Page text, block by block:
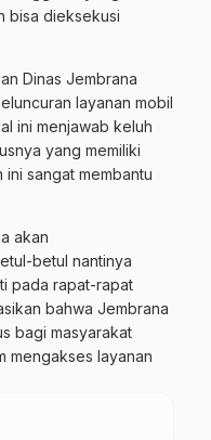
bisa dieksekusi
Dinas Jembrana
layanan mobil
ini menjawab keluh
yang memiliki
ini sangat membantu
akan
betul nantinya
pada rapat-rapat
bahwa Jembrana
bagi masyarakat
mengakses layanan